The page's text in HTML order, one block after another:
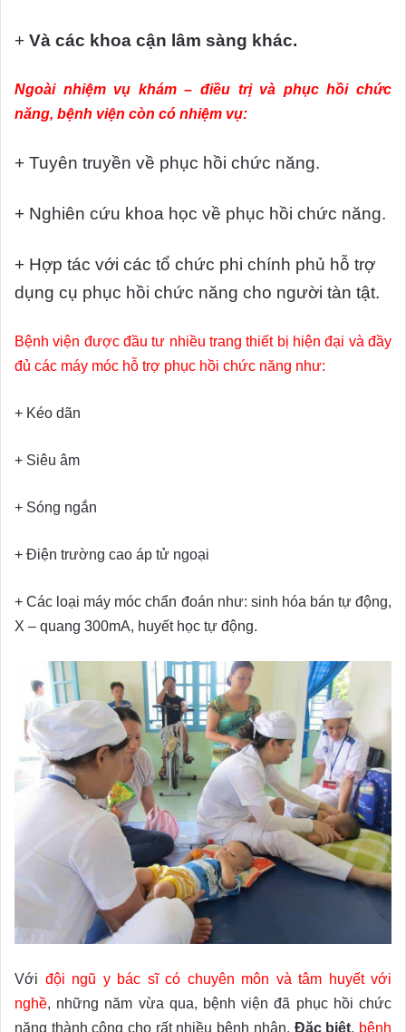
+ Và các khoa cận lâm sàng khác.
Ngoài nhiệm vụ khám – điều trị và phục hồi chức
năng, bệnh viện còn có nhiệm vụ:
+ Tuyên truyền về phục hồi chức năng.
+ Nghiên cứu khoa học về phục hồi chức năng.
+ Hợp tác với các tổ chức phi chính phủ hỗ trợ
dụng cụ phục hồi chức năng cho người tàn tật.
Bệnh viện được đầu tư nhiều trang thiết bị hiện đại và đầy
đủ các máy móc hỗ trợ phục hồi chức năng như:
+ Kéo dãn
+ Siêu âm
+ Sóng ngắn
+ Điện trường cao áp tử ngoại
+ Các loại máy móc chẩn đoán như: sinh hóa bán tự động,
X – quang 300mA, huyết học tự động.
Với đội ngũ y bác sĩ có chuyên môn và tâm huyết với
nghề, những năm vừa qua, bệnh viện đã phục hồi chức
năng thành công cho rất nhiều bệnh nhân. Đặc biệt, bệnh